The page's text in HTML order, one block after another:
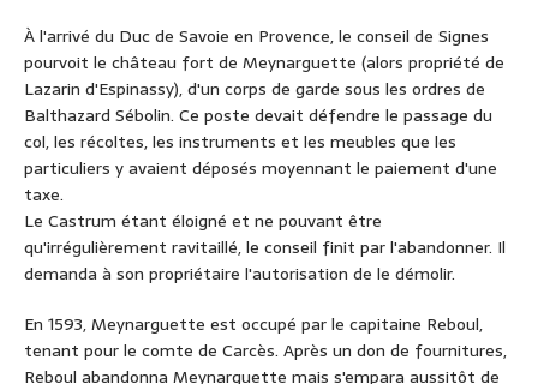
À l'arrivé du Duc de Savoie en Provence, le conseil de Signes
pourvoit le château fort de Meynarguette (alors propriété de
Lazarin d'Espinassy), d'un corps de garde sous les ordres de
Balthazard Sébolin. Ce poste devait défendre le passage du
col, les récoltes, les instruments et les meubles que les
particuliers y avaient déposés moyennant le paiement d'une
taxe.
Le Castrum étant éloigné et ne pouvant être
qu'irrégulièrement ravitaillé, le conseil finit par l'abandonner. Il
demanda à son propriétaire l'autorisation de le démolir.
En 1593, Meynarguette est occupé par le capitaine Reboul,
tenant pour le comte de Carcès. Après un don de fournitures,
Reboul abandonna Meynarguette mais s'empara aussitôt de